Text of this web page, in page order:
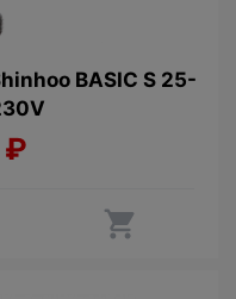
BASIC S 25-
₽